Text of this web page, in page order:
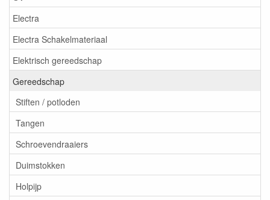
Electra
Electra Schakelmateriaal
Elektrisch gereedschap
Gereedschap
Stiften / potloden
Tangen
Schroevendraaiers
Duimstokken
Holpijp